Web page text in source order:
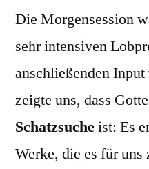
Die Morgensession
sehr intensiven
anschließenden
zeigte uns, dass
Schatzsucheist: Es
Werke, die es für